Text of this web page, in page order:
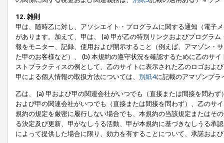
12. 雑則
甲は、随時乙に対し、アソシエイト・プログラムに関する通知（電子
があります。加えて、甲は、 (a) 甲が乙の特別リンクおよびプログラ
報をモニター、記録、使用および開示すること（例えば、アマゾン・
た甲のお客様など）、 (b) 本規約の遵守状況を確認するために乙のサ
ストプラクティスの例として、乙のサイトに表示された乙のロゴおよ
甲による個人情報の取扱方法については、 別紙4に記載のアマゾンプ
乙は、 (a) 甲および甲の関連会社がいつでも（直接または間接を問わ
および甲の関連会社がいつでも（直接または間接を問わず）、乙のサ
規約の規定を厳密に履行しない場合でも、本規約の当該規定またはそ
る決定及び更新、甲がなしうる活動、甲が本規約に基づきなしうる承
によって提供した場合に限り、効力を有することについて、承諾およ